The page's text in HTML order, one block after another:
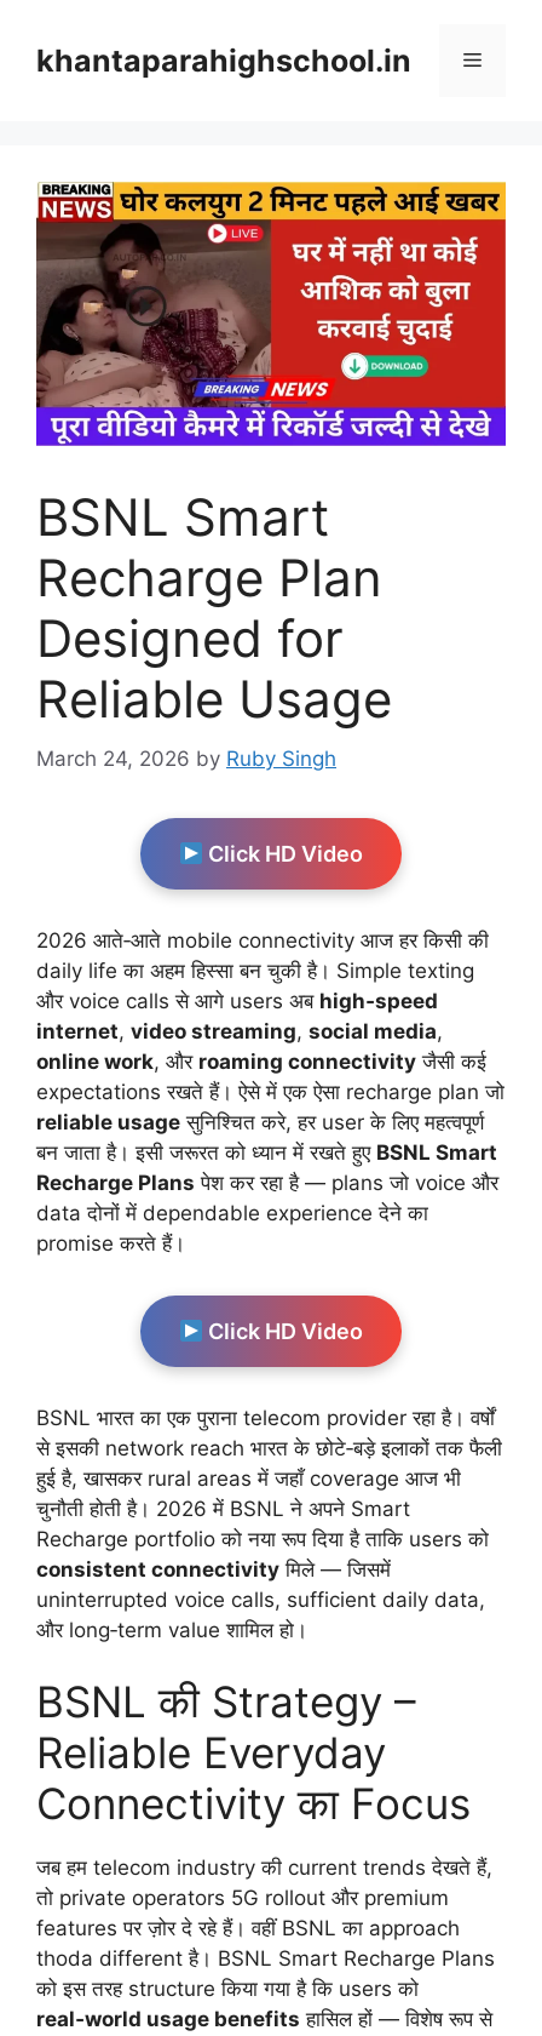
contentkhantaparahighschool.in Menu
BSNL Smart
Recharge Plan
Designed for
Reliable Usage
March 24, 2026 by Ruby Singh
Click HD Video
2026 आते‑आते mobile connectivity आज हर किसी की
daily life का अहम हिस्सा बन चुकी है। Simple texting
और voice calls से आगे users अब high‑speed
internet, video streaming, social media,
online work, और roaming connectivity जैसी कई
expectations रखते हैं। ऐसे में एक ऐसा recharge plan जो
reliable usage सुनिश्चित करे, हर user के लिए महत्वपूर्ण
बन जाता है। इसी जरूरत को ध्यान में रखते हुए BSNL Smart
Recharge Plans पेश कर रहा है — plans जो voice और
data दोनों में dependable experience देने का
promise करते हैं।
Click HD Video
BSNL भारत का एक पुराना telecom provider रहा है। वर्षों
से इसकी network reach भारत के छोटे‑बड़े इलाकों तक फैली
हुई है, खासकर rural areas में जहाँ coverage आज भी
चुनौती होती है। 2026 में BSNL ने अपने Smart
Recharge portfolio को नया रूप दिया है ताकि users को
consistent connectivity मिले — जिसमें
uninterrupted voice calls, sufficient daily data,
और long‑term value शामिल हो।
BSNL की Strategy –
Reliable Everyday
Connectivity का Focus
जब हम telecom industry की current trends देखते हैं,
तो private operators 5G rollout और premium
features पर ज़ोर दे रहे हैं। वहीं BSNL का approach
thoda different है। BSNL Smart Recharge Plans
को इस तरह structure किया गया है कि users को
real‑world usage benefits हासिल हों — विशेष रूप से